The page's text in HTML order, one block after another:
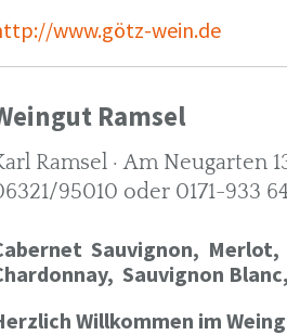
www.götz-wein.de
Ramsel
Ramsel · Am Neugarten
95010 oder 0171-933
Sauvignon, Merlot,
Sauvignon
Willkommen im